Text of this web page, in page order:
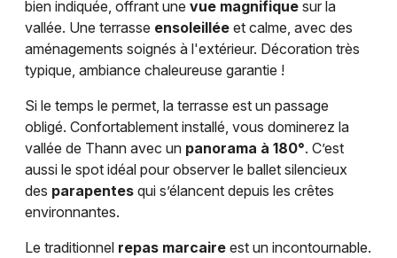
68 - Haut-Rhin
Choisir mes départements
bien indiquée, offrant une vue magnifique sur la
vallée. Une terrasse ensoleillée et calme, avec des
aménagements soignés à l'extérieur. Décoration très
typique, ambiance chaleureuse garantie !
Si le temps le permet, la terrasse est un passage
obligé. Confortablement installé, vous dominerez la
vallée de Thann avec un panorama à 180°. C’est
aussi le spot idéal pour observer le ballet silencieux
des parapentes qui s’élancent depuis les crêtes
environnantes.
Le traditionnel repas marcaire est un incontournable.